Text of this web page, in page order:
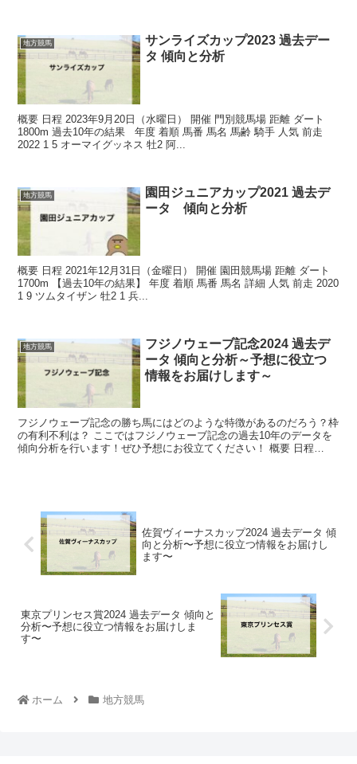
地方競馬
サンライズカップ2023 過去デー
タ 傾向と分析
概要 日程 2023年9月20日（水曜日） 開催 門別競馬場 距離 ダート
1800m 過去10年の結果 年度 着順 馬番 馬名 馬齢 騎手 人気 前走
2022 1 5 オーマイグッネス 牡2 阿...
地方競馬
園田ジュニアカップ2021 過去デ
ータ 傾向と分析
概要 日程 2021年12月31日（金曜日） 開催 園田競馬場 距離 ダート
1700m 【過去10年の結果】 年度 着順 馬番 馬名 詳細 人気 前走 2020
1 9 ツムタイザン 牡2 1 兵...
地方競馬
フジノウェーブ記念2024 過去デ
ータ 傾向と分析～予想に役立つ
情報をお届けします～
フジノウェーブ記念の勝ち馬にはどのような特徴があるのだろう？枠
の有利不利は？ ここではフジノウェーブ記念の過去10年のデータを
傾向分析を行います！ぜひ予想にお役立てください！ 概要 日程
佐賀ヴィーナスカップ2024 過去データ 傾
向と分析〜予想に役立つ情報をお届けし
ます〜
東京プリンセス賞2024 過去データ 傾向と
分析〜予想に役立つ情報をお届けしま
す〜
ホーム 地方競馬